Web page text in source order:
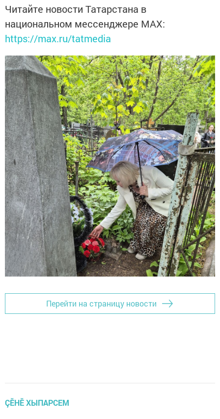
Читайте новости Татарстана в
национальном мессенджере MАХ:
https://max.ru/tatmedia
Перейти на страницу новости
ÇӖНӖ ХЫПАРСЕМ